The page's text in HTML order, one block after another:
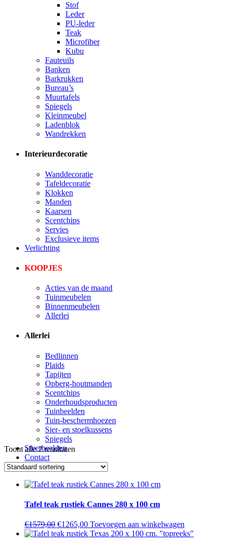
Stof
Leder
PU-leder
Teak
Microfiber
Kubu
Fauteuils
Banken
Barkrukken
Bureau’s
Muurtafels
Spiegels
Kleinmeubel
Ladenblok
Wandrekken
Interieurdecoratie
Wanddecoratie
Tafeldecoratie
Klokken
Manden
Kaarsen
Scentchips
Servies
Exclusieve items
Verlichting
KOOPJES
Acties van de maand
Tuinmeubelen
Binnenmeubelen
Allerlei
Allerlei
Bedlinnen
Plaids
Tapijten
Opberg-houtmanden
Scentchips
Onderhoudsproducten
Tuinbeelden
Tuin-beschermhoezen
Sier- en stoelkussens
Spiegels
Sfeerbeelden
Contact
Toont alle 2 resultaten
Tafel teak rustiek Cannes 280 x 100 cm
€1579,00 Oorspronkelijke
prijs
€1265,00Huidige
prijs
Toevoegen aan winkelwagen